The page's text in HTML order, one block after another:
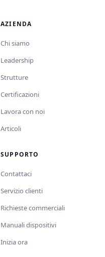
AZIENDA
Chi siamo
Leadership
Strutture
Certificazioni
Lavora con noi
Articoli
SUPPORTO
Contattaci
Servizio clienti
Richieste commerciali
Manuali dispositivi
Inizia ora